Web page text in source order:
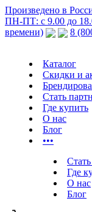
Произведено в
ПН-ПТ: с 9.00 до
времени)
8
Каталог
Скидки и
Стать
Где купить
О нас
Блог
•••
Где
О нас
Блог